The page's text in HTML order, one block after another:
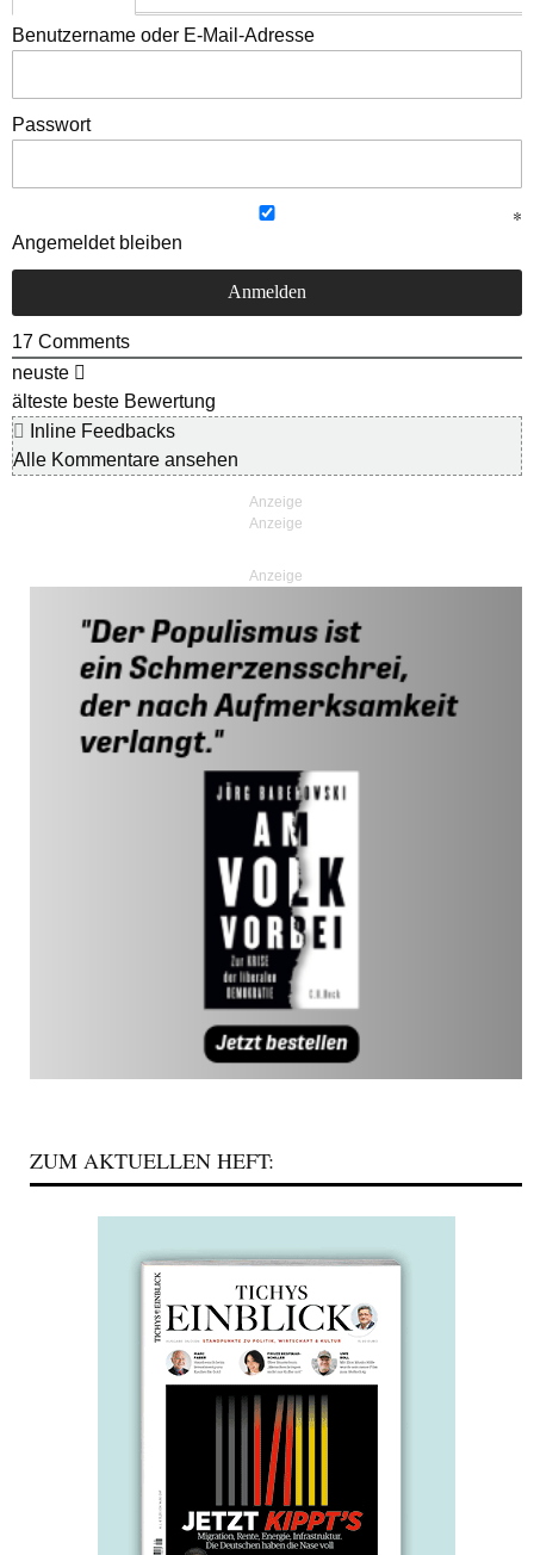
Benutzername oder E-Mail-Adresse
Passwort
Angemeldet bleiben
17 Comments
neuste
älteste beste Bewertung
Inline Feedbacks
Alle Kommentare ansehen
Anzeige
ZUM AKTUELLEN HEFT: